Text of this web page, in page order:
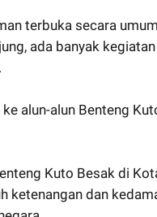
terbuka secara
ada banyak
alun-alun Benteng
Kuto Besak di
ketenangan dan